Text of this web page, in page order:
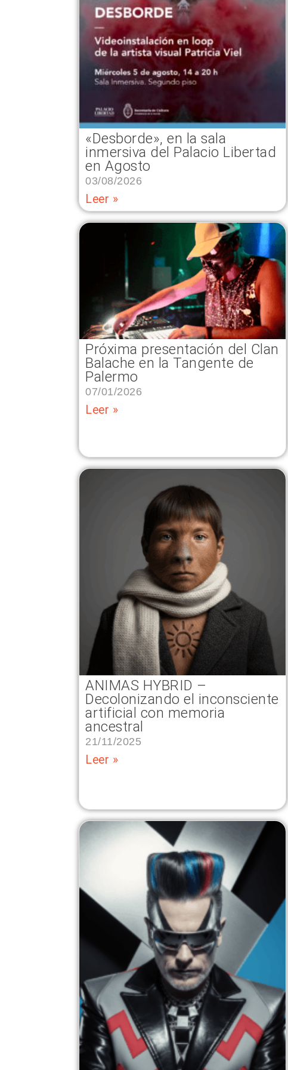
«Desborde», en la sala
inmersiva del Palacio Libertad
en Agosto
03/08/2026
Leer »
Próxima presentación del Clan
Balache en la Tangente de
Palermo
07/01/2026
Leer »
ANIMAS HYBRID –
Decolonizando el inconsciente
artificial con memoria
ancestral
21/11/2025
Leer »